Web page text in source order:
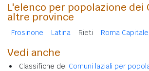
L'elenco per popolazione dei
altre province
Frosinone Latina Rieti Roma Capitale
Vedi anche
Classifiche dei Comuni laziali per